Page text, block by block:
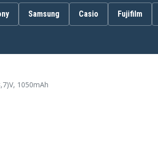
Samsung Casio Fujifilm
1050mAh